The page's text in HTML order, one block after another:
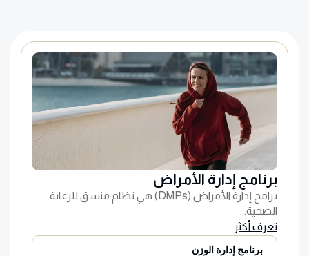
برنامج إدارة الأمراض
برامج إدارة الأمراض (DMPs) هي نظام منسق للرعاية
الصحية...
تعرف أكثر
برنامج إدارة الوزن